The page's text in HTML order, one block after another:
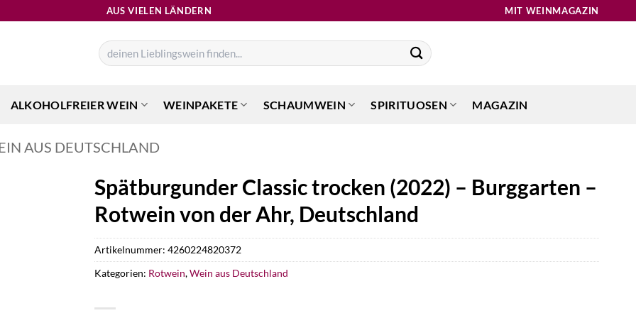
AUS VIELEN LÄNDERN MIT WEINMAGAZIN
Suchen
nach:
ALKOHOLFREIER WEIN WEINPAKETE SCHAUMWEIN SPIRITUOSEN MAGAZIN
AUS DEUTSCHLAND
Spätburgunder Classic trocken (2022) – Burggarten –
Rotwein von der Ahr, Deutschland
Artikelnummer:4260224820372
Kategorien: Rotwein,Wein aus Deutschland